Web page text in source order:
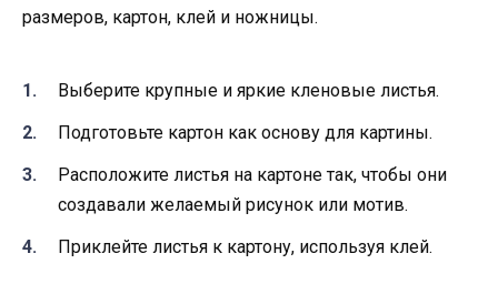
размеров, картон, клей и ножницы.
Выберите крупные и яркие кленовые листья.
Подготовьте картон как основу для картины.
Расположите листья на картоне так, чтобы они
создавали желаемый рисунок или мотив.
Приклейте листья к картону, используя клей.